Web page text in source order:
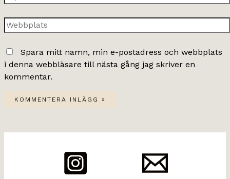
post*
Webbplats
Spara mitt namn, min e-postadress och webbplats
i denna webbläsare till nästa gång jag skriver en
kommentar.